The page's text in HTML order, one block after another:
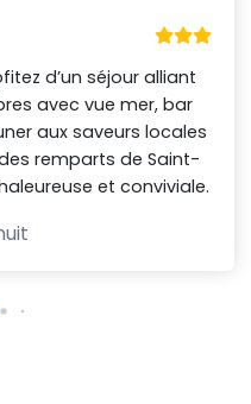
d’un séjour alliant
avec vue mer, bar
aux saveurs locales
remparts de Saint-
et conviviale.